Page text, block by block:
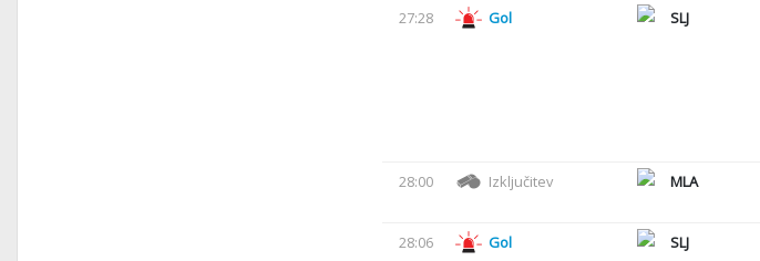
27:28 Gol SLJ
28:00 Izključitev MLA
28:06 Gol SLJ